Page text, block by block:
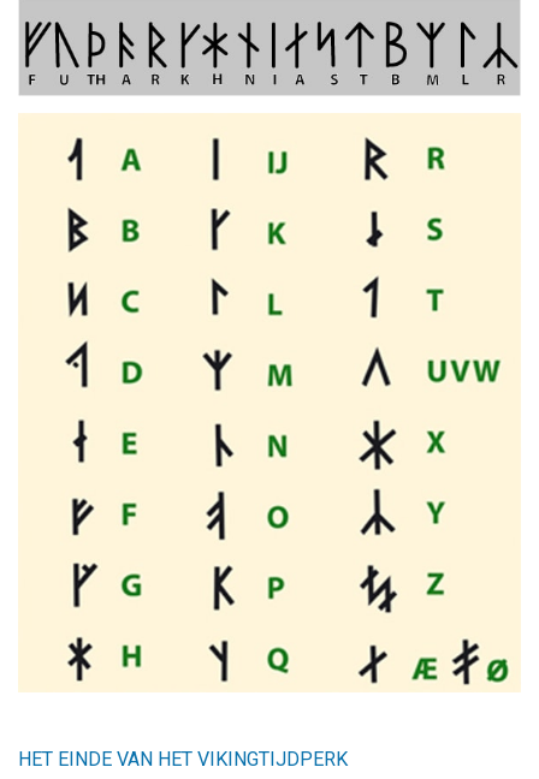
HET EINDE VAN HET VIKINGTIJDPERK